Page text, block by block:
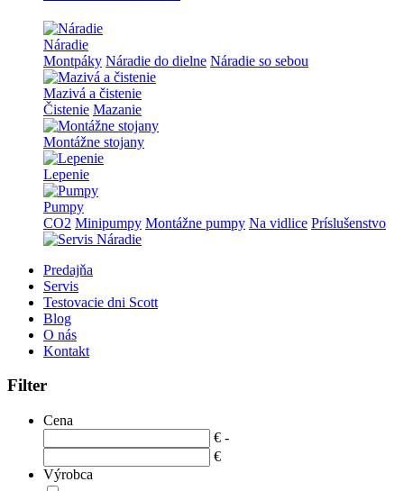
Náradie
Montpáky Náradie do dielne Náradie so sebou
Mazivá a čistenie
Čistenie Mazanie
Montážne stojany
Lepenie
Pumpy
CO2 Minipumpy Montážne pumpy Na vidlice Príslušenstvo
Predajňa
Servis
Testovacie dni Scott
Blog
O nás
Kontakt
Filter
Cena
€ -
€
Výrobca